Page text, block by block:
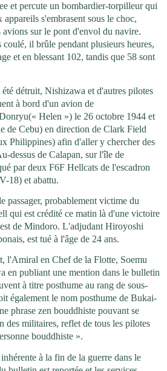
et percute un bombardier-torpilleur qui
s'embrasent sous le choc,
sur le pont d'envol du navire.
il brûle pendant plusieurs heures,
et en blessant 102, tandis que 58 sont
détruit, Nishizawa et d'autres pilotes
à bord d'un avion de
Helen ») le 26 octobre 1944 et
de Cebu) en direction de Clark Field
Philippines) afin d'aller y chercher des
dessus de Calapan, sur l'île de
par deux F6F Hellcats de l'escadron
18) et abattu.
passager, probablement victime du
qui est crédité ce matin là d'une victoire
de Mindoro. L'adjudant Hiroyoshi
est tué à l'âge de 24 ans.
l'Amiral en Chef de la Flotte, Soemu
en publiant une mention dans le bulletin
à titre posthume au rang de sous-
également le nom posthume de Bukai-
phrase zen bouddhiste pouvant se
des militaires, reflet de tous les pilotes
bouddhiste ».
à la fin de la guerre dans le